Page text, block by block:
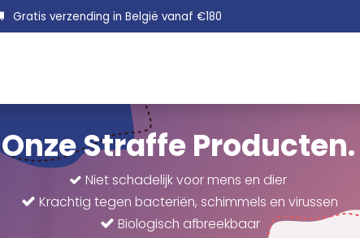
Gratis verzending in België vanaf €180
Onze Straffe Producten.
​Niet schadelijk voor mens en dier
Krachtig tegen bacteriën, schimmels en virussen
Biologisch afbreekbaar